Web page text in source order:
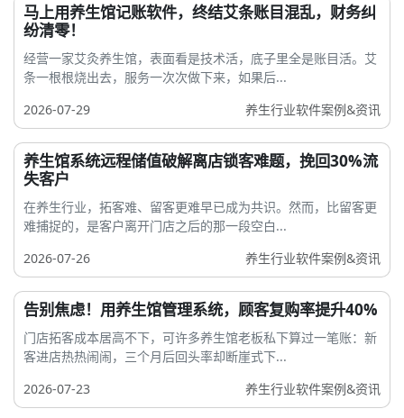
马上用养生馆记账软件，终结艾条账目混乱，财务纠
纷清零！
经营一家艾灸养生馆，表面看是技术活，底子里全是账目活。艾
条一根根烧出去，服务一次次做下来，如果后...
2026-07-29
养生行业软件案例&资讯
养生馆系统远程储值破解离店锁客难题，挽回30%流
失客户
在养生行业，拓客难、留客更难早已成为共识。然而，比留客更
难捕捉的，是客户离开门店之后的那一段空白...
2026-07-26
养生行业软件案例&资讯
告别焦虑！用养生馆管理系统，顾客复购率提升40%
门店拓客成本居高不下，可许多养生馆老板私下算过一笔账：新
客进店热热闹闹，三个月后回头率却断崖式下...
2026-07-23
养生行业软件案例&资讯